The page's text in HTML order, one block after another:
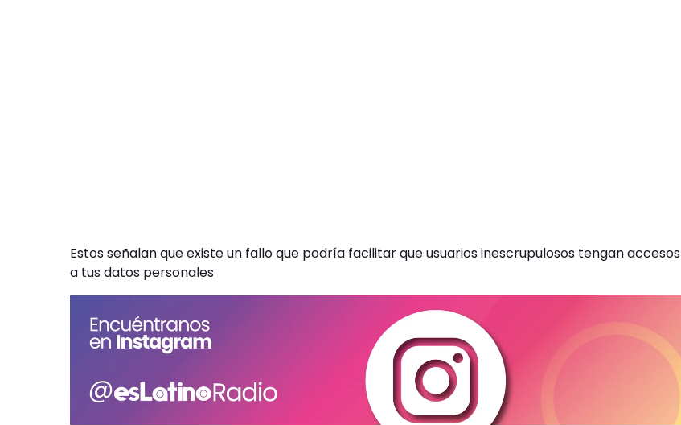
Estos señalan que existe un fallo que podría facilitar que usuarios inescrupulosos tengan accesos
a tus datos personales